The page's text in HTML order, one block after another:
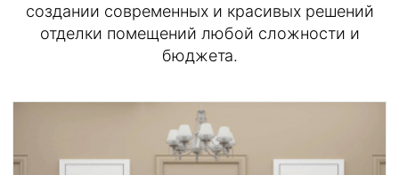
создании современных и красивых решений
отделки помещений любой сложности и
бюджета.